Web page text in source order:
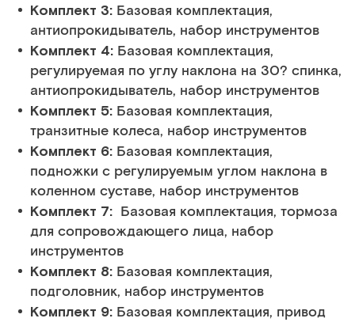
Комплект 3: Базовая комплектация,
антиопрокидыватель, набор инструментов
Комплект 4: Базовая комплектация,
регулируемая по углу наклона на 30? спинка,
антиопрокидыватель, набор инструментов
Комплект 5: Базовая комплектация,
транзитные колеса, набор инструментов
Комплект 6: Базовая комплектация,
подножки с регулируемым углом наклона в
коленном суставе, набор инструментов
Комплект 7: Базовая комплектация, тормоза
для сопровождающего лица, набор
инструментов
Комплект 8: Базовая комплектация,
подголовник, набор инструментов
Комплект 9: Базовая комплектация, привод